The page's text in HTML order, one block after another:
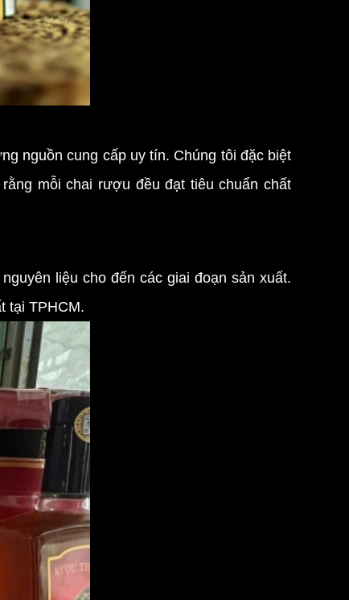
nguồn cung cấp uy tín. Chúng tôi đặc biệt
mỗi chai rượu đều đạt tiêu chuẩn chất
liệu cho đến các giai đoạn sản xuất.
tại TPHCM.